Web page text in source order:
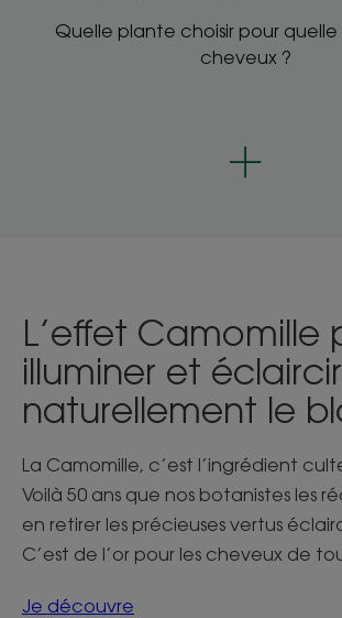
Quelle plante choisir pour
cheveux ?
L’effet Camomille
illuminer et éclaircir
naturellement le
La Camomille, c’est l’ingrédient
Voilà 50 ans que nos botanistes les
en retirer les précieuses vertus
C’est de l’or pour les cheveux de
Je découvre